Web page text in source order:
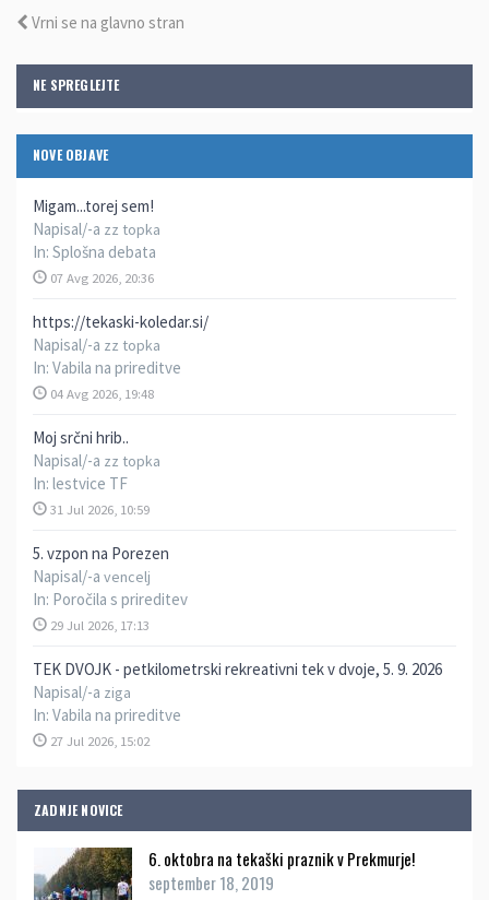
NE SPREGLEJTE
NOVE OBJAVE
Migam...torej sem!
Napisal/-a zz topka
In: Splošna debata
07 Avg 2026, 20:36
https://tekaski-koledar.si/
Napisal/-a zz topka
In: Vabila na prireditve
04 Avg 2026, 19:48
Moj srčni hrib..
Napisal/-a zz topka
In: lestvice TF
31 Jul 2026, 10:59
5. vzpon na Porezen
Napisal/-a vencelj
In: Poročila s prireditev
29 Jul 2026, 17:13
TEK DVOJK - petkilometrski rekreativni tek v dvoje, 5. 9. 2026
Napisal/-a ziga
In: Vabila na prireditve
27 Jul 2026, 15:02
ZADNJE NOVICE
6. oktobra na tekaški praznik v Prekmurje!
september 18, 2019
Vrni se na glavno stran